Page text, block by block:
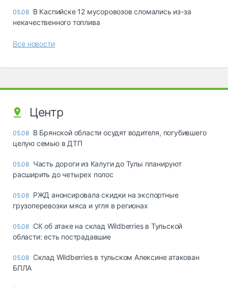
05.08 В Каспийске 12 мусоровозов сломались из-за
некачественного топлива
Все новости
Центр
05.08 В Брянской области осудят водителя, погубившего
целую семью в ДТП
05.08 Часть дороги из Калуги до Тулы планируют
расширить до четырех полос
05.08 РЖД анонсировала скидки на экспортные
грузоперевозки мяса и угля в регионах
05.08 СК об атаке на склад Wildberries в Тульской
области: есть пострадавшие
05.08 Склад Wildberries в тульском Алексине атакован
БПЛА